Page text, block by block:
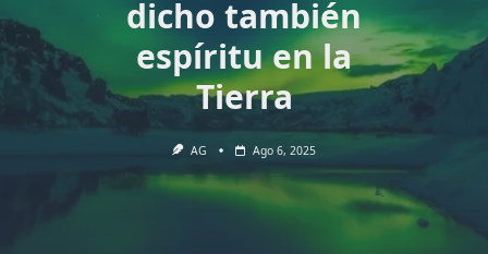
dicho también
espíritu en la
Tierra
AG Ago 6, 2025